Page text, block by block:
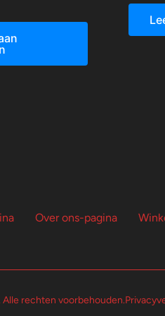
Over ons-pagina
rechten voorbehouden.